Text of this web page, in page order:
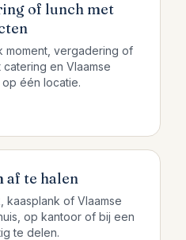
of lunch met
moment, vergadering of
en Vlaamse
één locatie.
af te halen
kaasplank of Vlaamse
op kantoor of bij een
te delen.